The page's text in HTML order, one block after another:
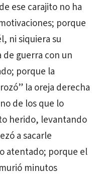
ese carajito no ha
porque
ni siquiera su
guerra con un
porque la
la oreja derecha
de los que lo
herido, levantando
a sacarle
atentado; porque el
minutos